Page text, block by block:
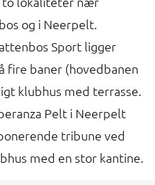
og i Neerpelt.
Sport ligger
fire baner (hovedbanen
klubhus med terrasse.
Pelt i Neerpelt
tribune ved
med en stor kantine.